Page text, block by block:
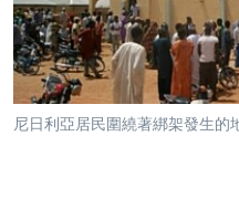
航
跳
轉
美國
中國
國際
尼日利亞居民圍繞著綁架發生的